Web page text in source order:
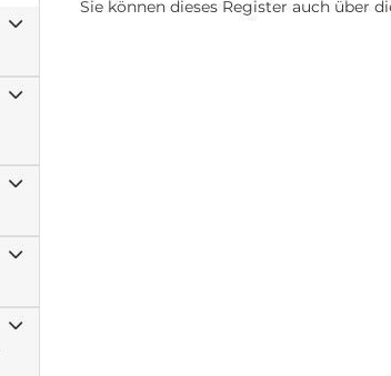
Sie können dieses Register auch über